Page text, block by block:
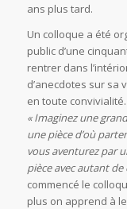
ans plus tard.
Un colloque a été
public d’une
rentrer dans
d’anecdotes sur
en toute convivialité.
« Imaginez une
une pièce d’où
vous aventurez par
pièce avec autant de
commencé le
plus on apprend à